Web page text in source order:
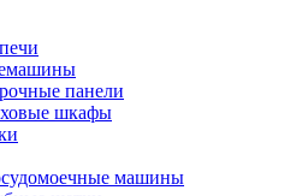
панели
шкафы
машины